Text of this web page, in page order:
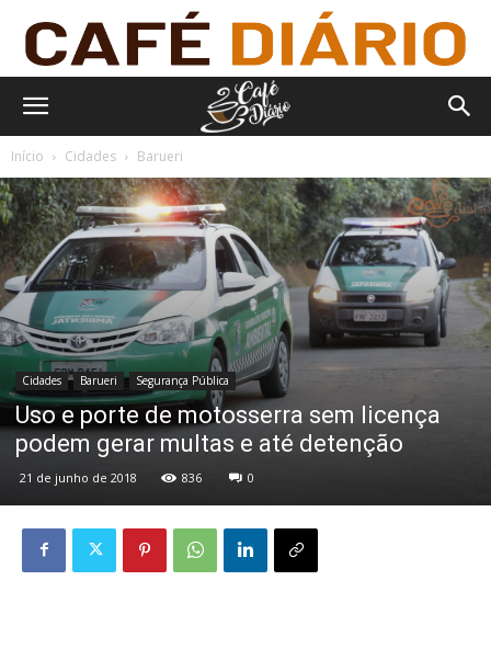
Início Cidades Barueri
Cidades Barueri Segurança Pública
Uso e porte de motosserra sem licença
podem gerar multas e até detenção
21 de junho de 2018 836 0